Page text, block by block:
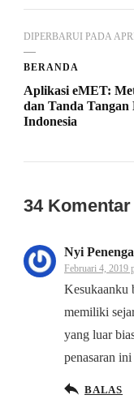
DIPERBARUI PADA
BERANDA
Aplikasi eMET:
dan Tanda
Indonesia
34 Komentar
Nyi
Februari 4, 2019
Kesukaanku
memiliki
yang luar
penasaran
BALAS